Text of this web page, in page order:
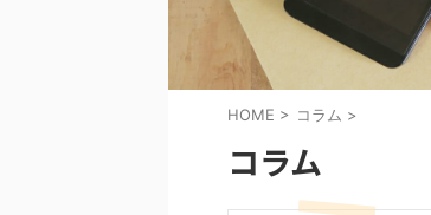
HOME > コラム >
コラム